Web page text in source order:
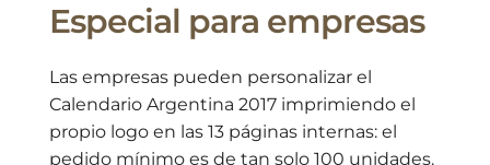
Especial para empresas
Las empresas pueden personalizar el
Calendario Argentina 2017 imprimiendo el
propio logo en las 13 páginas internas: el
pedido mínimo es de tan solo 100 unidades.